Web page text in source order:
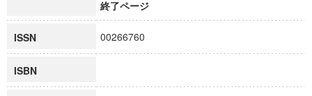
終了ページ
ISSN 00266760
ISBN